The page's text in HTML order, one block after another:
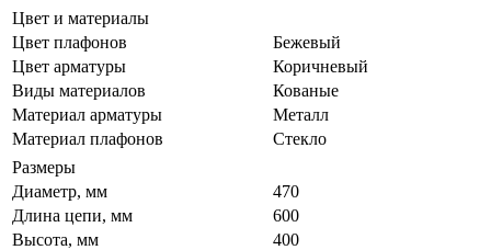
Цвет и материалы
Цвет плафонов
Бежевый
Цвет арматуры
Коричневый
Виды материалов
Кованые
Материал арматуры
Металл
Материал плафонов
Стекло
Размеры
Диаметр, мм
470
Длина цепи, мм
600
Высота, мм
400